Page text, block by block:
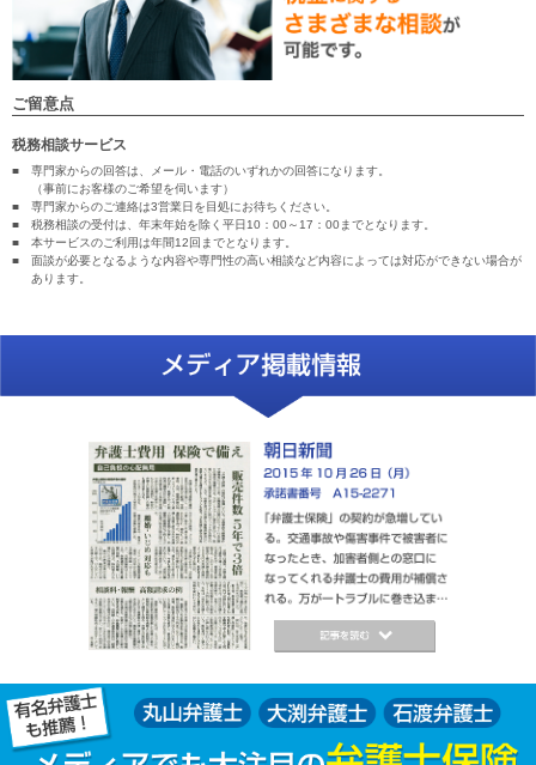
ご留意点
税務相談サービス
■
専門家からの回答は、メール・電話のいずれかの回答になります。
（事前にお客様のご希望を伺います）
■
専門家からのご連絡は3営業日を目処にお待ちください。
■
税務相談の受付は、年末年始を除く平日10：00～17：00までとなります。
■
本サービスのご利用は年間12回までとなります。
■
面談が必要となるような内容や専門性の高い相談など内容によっては対応ができない場合が
あります。